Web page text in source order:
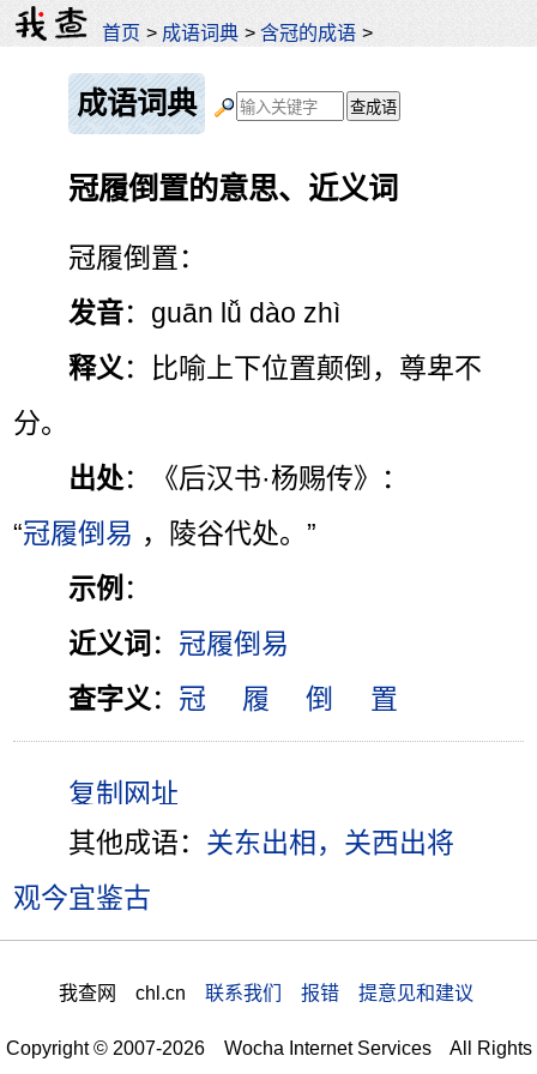
首页 > 成语词典 >含冠的成语 >
成语词典
冠履倒置的意思、近义词
冠履倒置：
发音：guān lǚ dào zhì
释义 ：比喻上下位置颠倒，尊卑不
分。
出处：《后汉书·杨赐传》：
“冠履倒易 ，陵谷代处。”
示例 ：
近义词 ： 冠履倒易
查字义 ： 冠 履 倒 置
其他成语： 关东出相，关西出将
观今宜鉴古
我查网 chl.cn 联系我们 报错 提意见和建议
Copyright © 2007-2026 Wocha Internet Services All Rights